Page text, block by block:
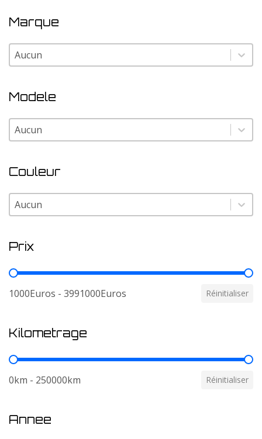
Marque
Marque
Marque
Modele
Modele
Modele
Couleur
Couleur
Couleur
Prix
Prix
1000Euros - 3991000Euros Réinitialiser
Kilometrage
Kilometrage
0km - 250000km Réinitialiser
Annee